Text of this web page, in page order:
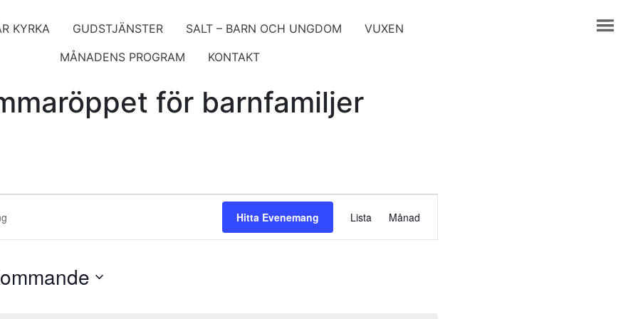
KYRKA GUDSTJÄNSTER SALT – BARN OCH UNGDOM
VUXEN
MÅNADENS PROGRAM
KONTAKT
för barnfamiljer
Hitta Evenemang
vynavigering
Lista Månad